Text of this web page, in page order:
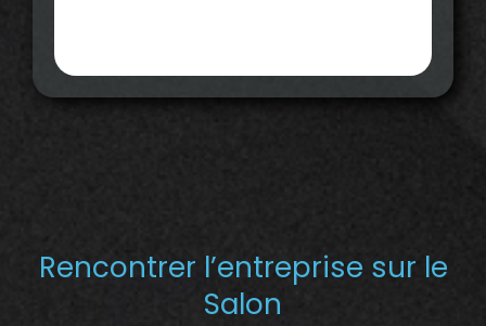
Rencontrer l’entreprise sur le
Salon